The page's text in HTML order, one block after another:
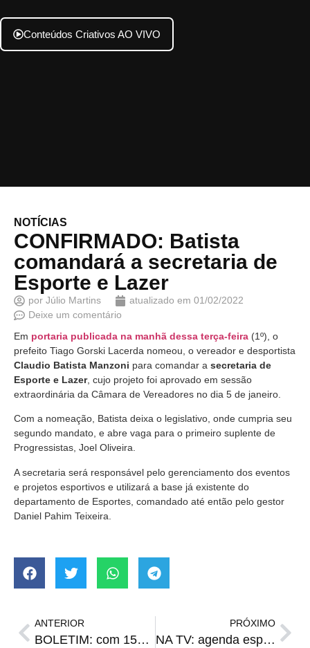
Conteúdos Criativos AO VIVO
NOTÍCIAS
CONFIRMADO: Batista
comandará a secretaria de
Esporte e Lazer
por Júlio Martins atualizado em 01/02/2022
Deixe um comentário
Em portaria publicada na manhã dessa terça-feira (1º), o
prefeito Tiago Gorski Lacerda nomeou, o vereador e desportista
Claudio Batista Manzoni para comandar a secretaria de
Esporte e Lazer, cujo projeto foi aprovado em sessão
extraordinária da Câmara de Vereadores no dia 5 de janeiro.
Com a nomeação, Batista deixa o legislativo, onde cumpria seu
segundo mandato, e abre vaga para o primeiro suplente de
Progressistas, Joel Oliveira.
A secretaria será responsável pelo gerenciamento dos eventos
e projetos esportivos e utilizará a base já existente do
departamento de Esportes, comandado até então pelo gestor
Daniel Pahim Teixeira.
ANTERIOR
BOLETIM: com 157 registros, Santiago fecha janeiro com mais de 2.700 casos de covid
PRÓXIMO
NA TV: agenda esportiva de terça-feira